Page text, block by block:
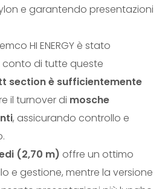
e garantendo presentazioni
HI ENERGY è stato
di tutte queste
section è sufficientemente
il turnover di mosche
, assicurando controllo e
(2,70 m) offre un ottimo
e gestione, mentre la versione